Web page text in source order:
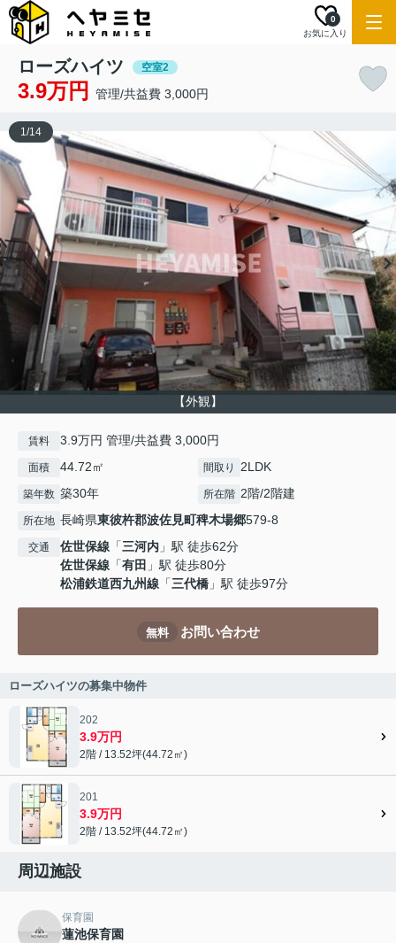
お気に入り
0
ローズハイツ 空室2
3.9万円 管理/共益費 3,000円
【外観】
1/14
賃料 3.9万円 管理/共益費 3,000円
面積 44.72㎡ 間取り 2LDK
築年数 築30年 所在階 2階/2階建
所在地 長崎県東彼杵郡波佐見町稗木場郷579-8
交通 佐世保線 「三河内 」駅 徒歩62分
佐世保線 「有田 」駅 徒歩80分
松浦鉄道西九州線 「三代橋 」駅 徒歩97分
無料 お問い合わせ
ローズハイツの募集中物件
202
3.9万円
2階 / 13.52坪(44.72㎡)
201
3.9万円
2階 / 13.52坪(44.72㎡)
周辺施設
保育園
蓮池保育園